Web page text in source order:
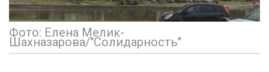
Фото: Елена Мелик-
Шахназарова/"Солидарность"